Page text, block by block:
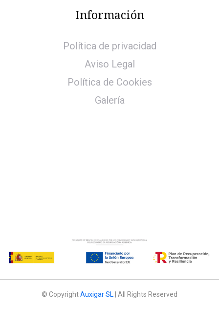
Información
Política de privacidad
Aviso Legal
Política de Cookies
Galería
© CopyrightAuxigar SL | All Rights Reserved